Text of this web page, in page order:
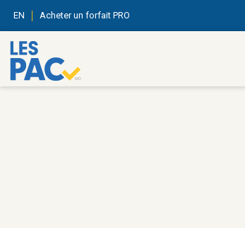
EN Acheter un forfait PRO